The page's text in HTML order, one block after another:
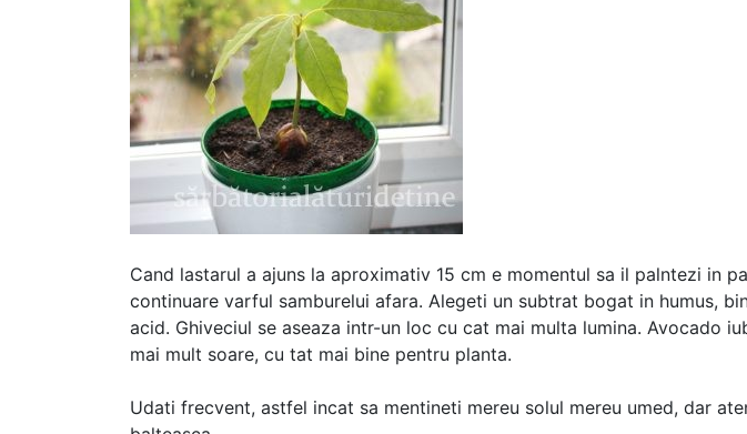
Cand lastarul a ajuns la aproximativ 15 cm e momentul sa il palntezi in
continuare varful samburelui afara. Alegeti un subtrat bogat in humus,
acid. Ghiveciul se aseaza intr-un loc cu cat mai multa lumina. Avocado
mai mult soare, cu tat mai bine pentru planta.
Udati frecvent, astfel incat sa mentineti mereu solul mereu umed, dar